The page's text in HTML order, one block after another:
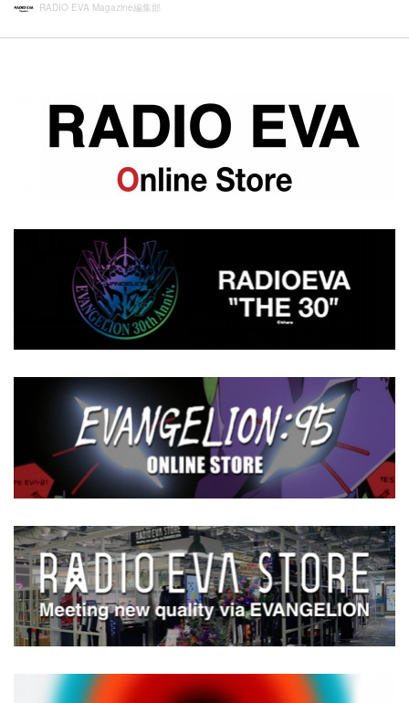
RADIO EVA Magazine編集部